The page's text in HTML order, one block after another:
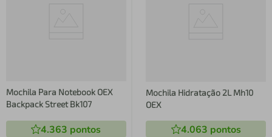
Mochila Para Notebook OEX
Backpack Street Bk107
4.363 pontos
Mochila Hidratação 2L Mh10
OEX
4.063 pontos